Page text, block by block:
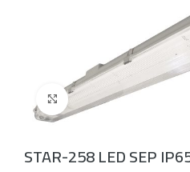
Click to enlarge
STAR-258 LED SEP